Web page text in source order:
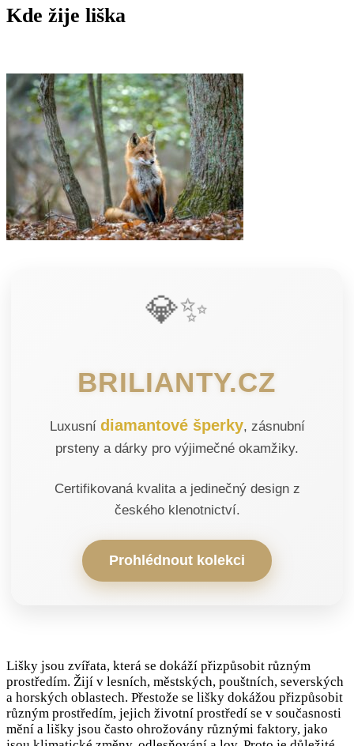
Kde žije liška
💎✨
BRILIANTY.CZ
Luxusní diamantové šperky, zásnubní
prsteny a dárky pro výjimečné okamžiky.
Certifikovaná kvalita a jedinečný design z
českého klenotnictví.
Prohlédnout kolekci
Lišky jsou zvířata, která se dokáží přizpůsobit různým
prostředím. Žijí v lesních, městských, pouštních, severských
a horských oblastech. Přestože se lišky dokážou přizpůsobit
různým prostředím, jejich životní prostředí se v současnosti
mění a lišky jsou často ohrožovány různými faktory, jako